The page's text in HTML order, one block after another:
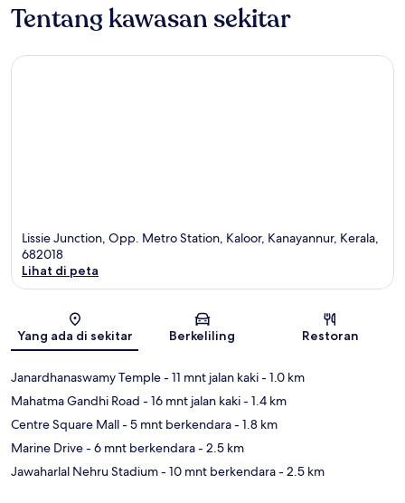
Tentang kawasan sekitar
Lissie Junction, Opp. Metro Station, Kaloor, Kanayannur, Kerala,
682018
Lihat di peta
Yang ada di sekitar Berkeliling Restoran
Janardhanaswamy Temple- 11 mnt jalan kaki- 1.0 km
Mahatma Gandhi Road - 16 mnt jalan kaki- 1.4 km
Centre Square Mall- 5 mnt berkendara- 1.8 km
Marine Drive- 6 mnt berkendara- 2.5 km
Jawaharlal Nehru Stadium- 10 mnt berkendara- 2.5 km